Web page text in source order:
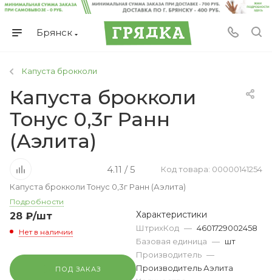
Брянск
Капуста брокколи
Капуста брокколи
Тонус 0,3г Ранн
(Аэлита)
4.11 / 5
Код товара: 00000141254
Капуста брокколи Тонус 0,3г Ранн (Аэлита)
Подробности
28 ₽/шт
Нет в наличии
ПОД ЗАКАЗ
Характеристики
ШтрихКод — 4601729002458
Базовая единица — шт
Производитель —
Производитель Аэлита